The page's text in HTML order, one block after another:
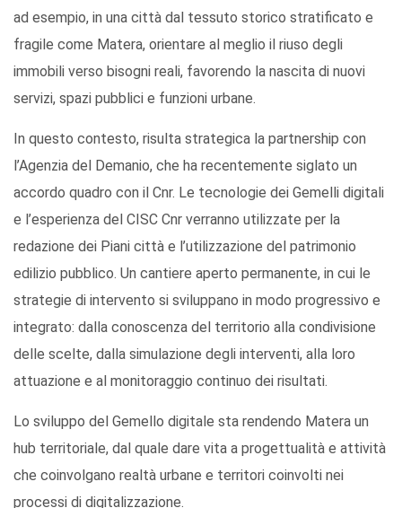
ad esempio, in una città dal tessuto storico stratificato e
fragile come Matera, orientare al meglio il riuso degli
immobili verso bisogni reali, favorendo la nascita di nuovi
servizi, spazi pubblici e funzioni urbane.
In questo contesto, risulta strategica la partnership con
l’Agenzia del Demanio, che ha recentemente siglato un
accordo quadro con il Cnr. Le tecnologie dei Gemelli digitali
e l’esperienza del CISC Cnr verranno utilizzate per la
redazione dei Piani città e l’utilizzazione del patrimonio
edilizio pubblico. Un cantiere aperto permanente, in cui le
strategie di intervento si sviluppano in modo progressivo e
integrato: dalla conoscenza del territorio alla condivisione
delle scelte, dalla simulazione degli interventi, alla loro
attuazione e al monitoraggio continuo dei risultati.
Lo sviluppo del Gemello digitale sta rendendo Matera un
hub territoriale, dal quale dare vita a progettualità e attività
che coinvolgano realtà urbane e territori coinvolti nei
processi di digitalizzazione.